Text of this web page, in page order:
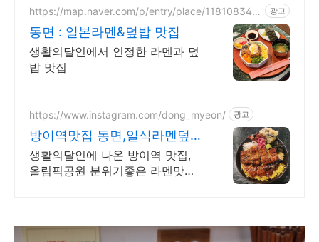
https://map.naver.com/p/entry/place/118108344
광고
동면 : 일본라멘&덮밥 맛집
생활의달인에서 인정한 라멘과 덮
밥 맛집
https://www.instagram.com/dong_myeon/ 광고
방이역맛집 동면,일식라멘덮밥
소문난 맛집
생활의달인에 나온 방이역 맛집,
올림픽공원 분위기좋은 라멘맛집